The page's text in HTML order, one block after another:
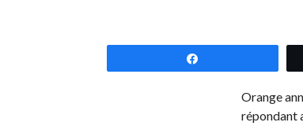
Orange
répondant